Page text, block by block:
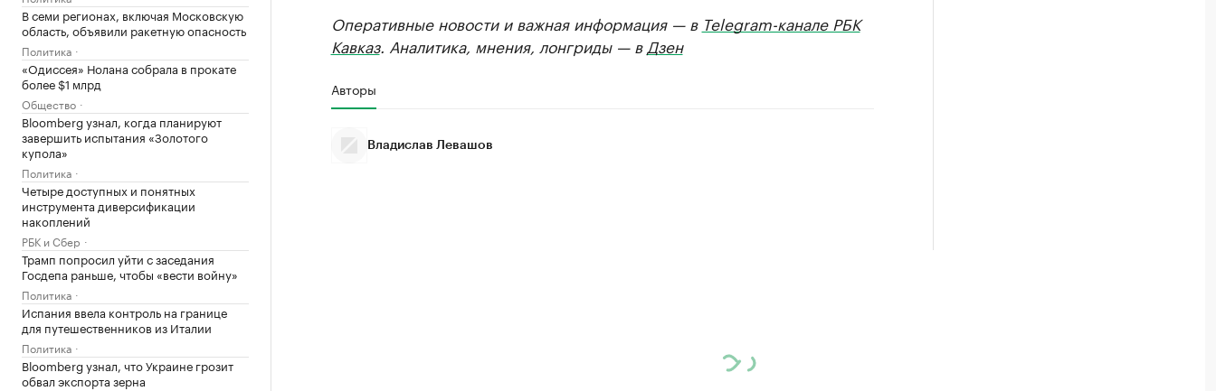
В семи регионах, включая Московскую
область, объявили ракетную опасность
Политика
«Одиссея» Нолана собрала в прокате
более $1 млрд
Общество
Bloomberg узнал, когда планируют
завершить испытания «Золотого
купола»
Политика
Четыре доступных и понятных
инструмента диверсификации
накоплений
РБК и Сбер
Трамп попросил уйти с заседания
Госдепа раньше, чтобы «вести войну»
Политика
Испания ввела контроль на границе
для путешественников из Италии
Политика
Bloomberg узнал, что Украине грозит
обвал экспорта зерна
Оперативные новости и важная информация — в Telegram-канале РБК
Кавказ. Аналитика, мнения, лонгриды — в Дзен
Авторы
Владислав Левашов